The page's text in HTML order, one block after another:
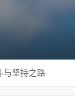
与坚持之路